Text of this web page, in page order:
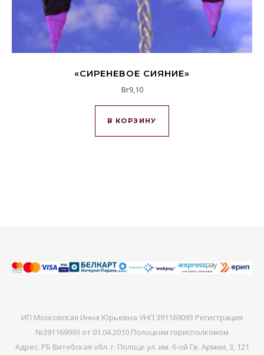
«СИРЕНЕВОЕ СИЯНИЕ»
Br9,10
В КОРЗИНУ
ИП Московская Инна Юрьевна УНП 391169093 Регистрация
№391169093 от 01.04.2010 Полоцким горисполкомом
Адрес: РБ Витебская обл. г. Полоцк ул. им. 6-ой Гв. Армии, 3, 121